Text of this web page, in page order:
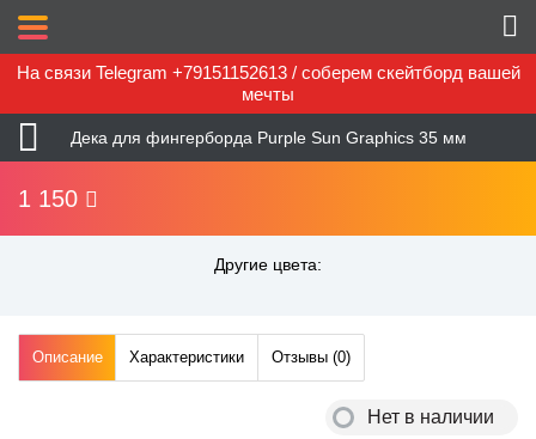
На связи Telegram +79151152613 / соберем скейтборд вашей
мечты
Дека для фингерборда Purple Sun Graphics 35 мм
1 150
Другие цвета:
Описание Характеристики Отзывы (0)
Нет в наличии